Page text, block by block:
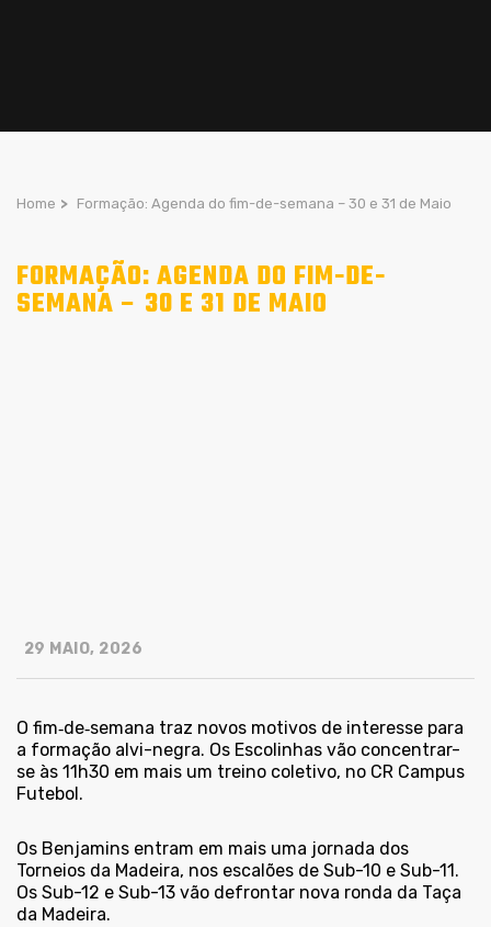
Home > Formação: Agenda do fim-de-semana – 30 e 31 de Maio
FORMAÇÃO: AGENDA DO FIM-DE-
SEMANA – 30 E 31 DE MAIO
29 MAIO, 2026
O fim‑de‑semana traz novos motivos de interesse para
a formação alvi-negra. Os Escolinhas vão concentrar-
se às 11h30 em mais um treino coletivo, no CR Campus
Futebol.
Os Benjamins entram em mais uma jornada dos
Torneios da Madeira, nos escalões de Sub-10 e Sub-11.
Os Sub-12 e Sub-13 vão defrontar nova ronda da Taça
da Madeira.